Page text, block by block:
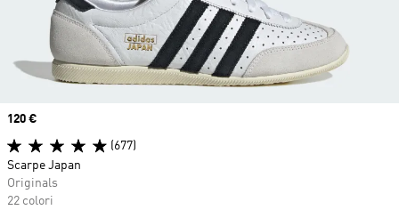
Price
120 €
(677)
Scarpe Japan
Originals
22 colori